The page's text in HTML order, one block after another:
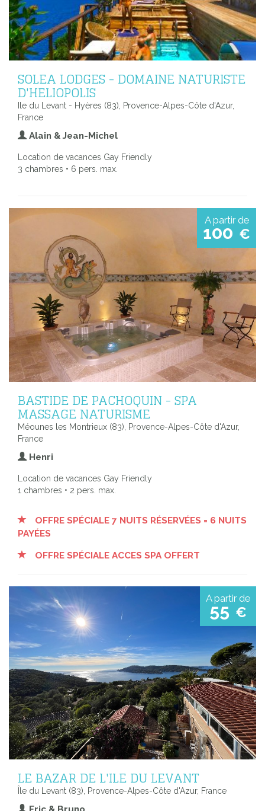
SOLEA LODGES - DOMAINE NATURISTE
D'HELIOPOLIS
Ile du Levant - Hyères (83), Provence-Alpes-Côte d'Azur,
France
Alain & Jean-Michel
Location de vacances Gay Friendly
3 chambres • 6 pers. max.
A partir de
100 €
BASTIDE DE PACHOQUIN - SPA
MASSAGE NATURISME
Méounes les Montrieux (83), Provence-Alpes-Côte d'Azur,
France
Henri
Location de vacances Gay Friendly
1 chambres • 2 pers. max.
OFFRE SPÉCIALE 7 NUITS RÉSERVÉES = 6 NUITS
PAYÉES
OFFRE SPÉCIALE ACCES SPA OFFERT
A partir de
55 €
LE BAZAR DE L'ILE DU LEVANT
Île du Levant (83), Provence-Alpes-Côte d'Azur, France